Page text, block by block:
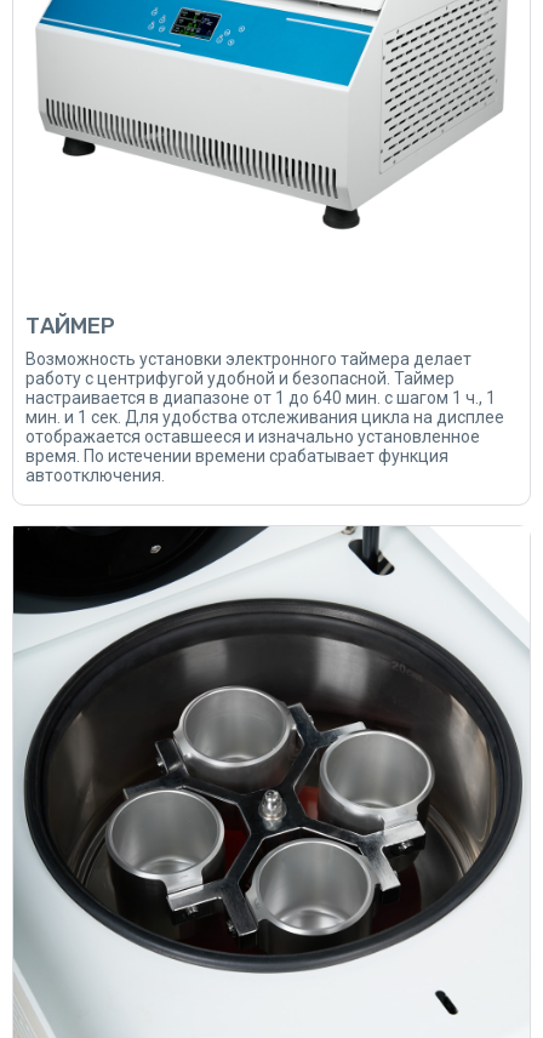
ТАЙМЕР
Возможность установки электронного таймера делает
работу с центрифугой удобной и безопасной. Таймер
настраивается в диапазоне от 1 до 640 мин. с шагом 1 ч., 1
мин. и 1 сек. Для удобства отслеживания цикла на дисплее
отображается оставшееся и изначально установленное
время. По истечении времени срабатывает функция
автоотключения.